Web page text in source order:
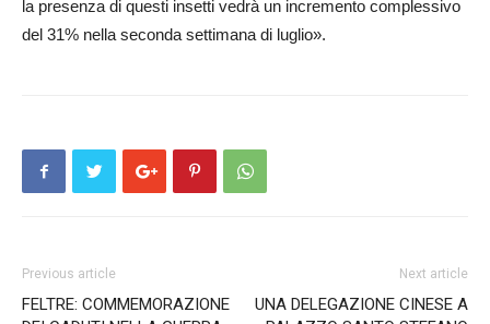
la presenza di questi insetti vedrà un incremento complessivo
del 31% nella seconda settimana di luglio».
Previous article
FELTRE: COMMEMORAZIONE
Next article
UNA DELEGAZIONE CINESE A